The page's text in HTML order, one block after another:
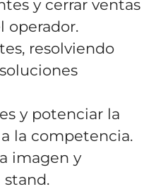
y cerrar ventas
operador.
resolviendo
y potenciar la
la competencia.
imagen y